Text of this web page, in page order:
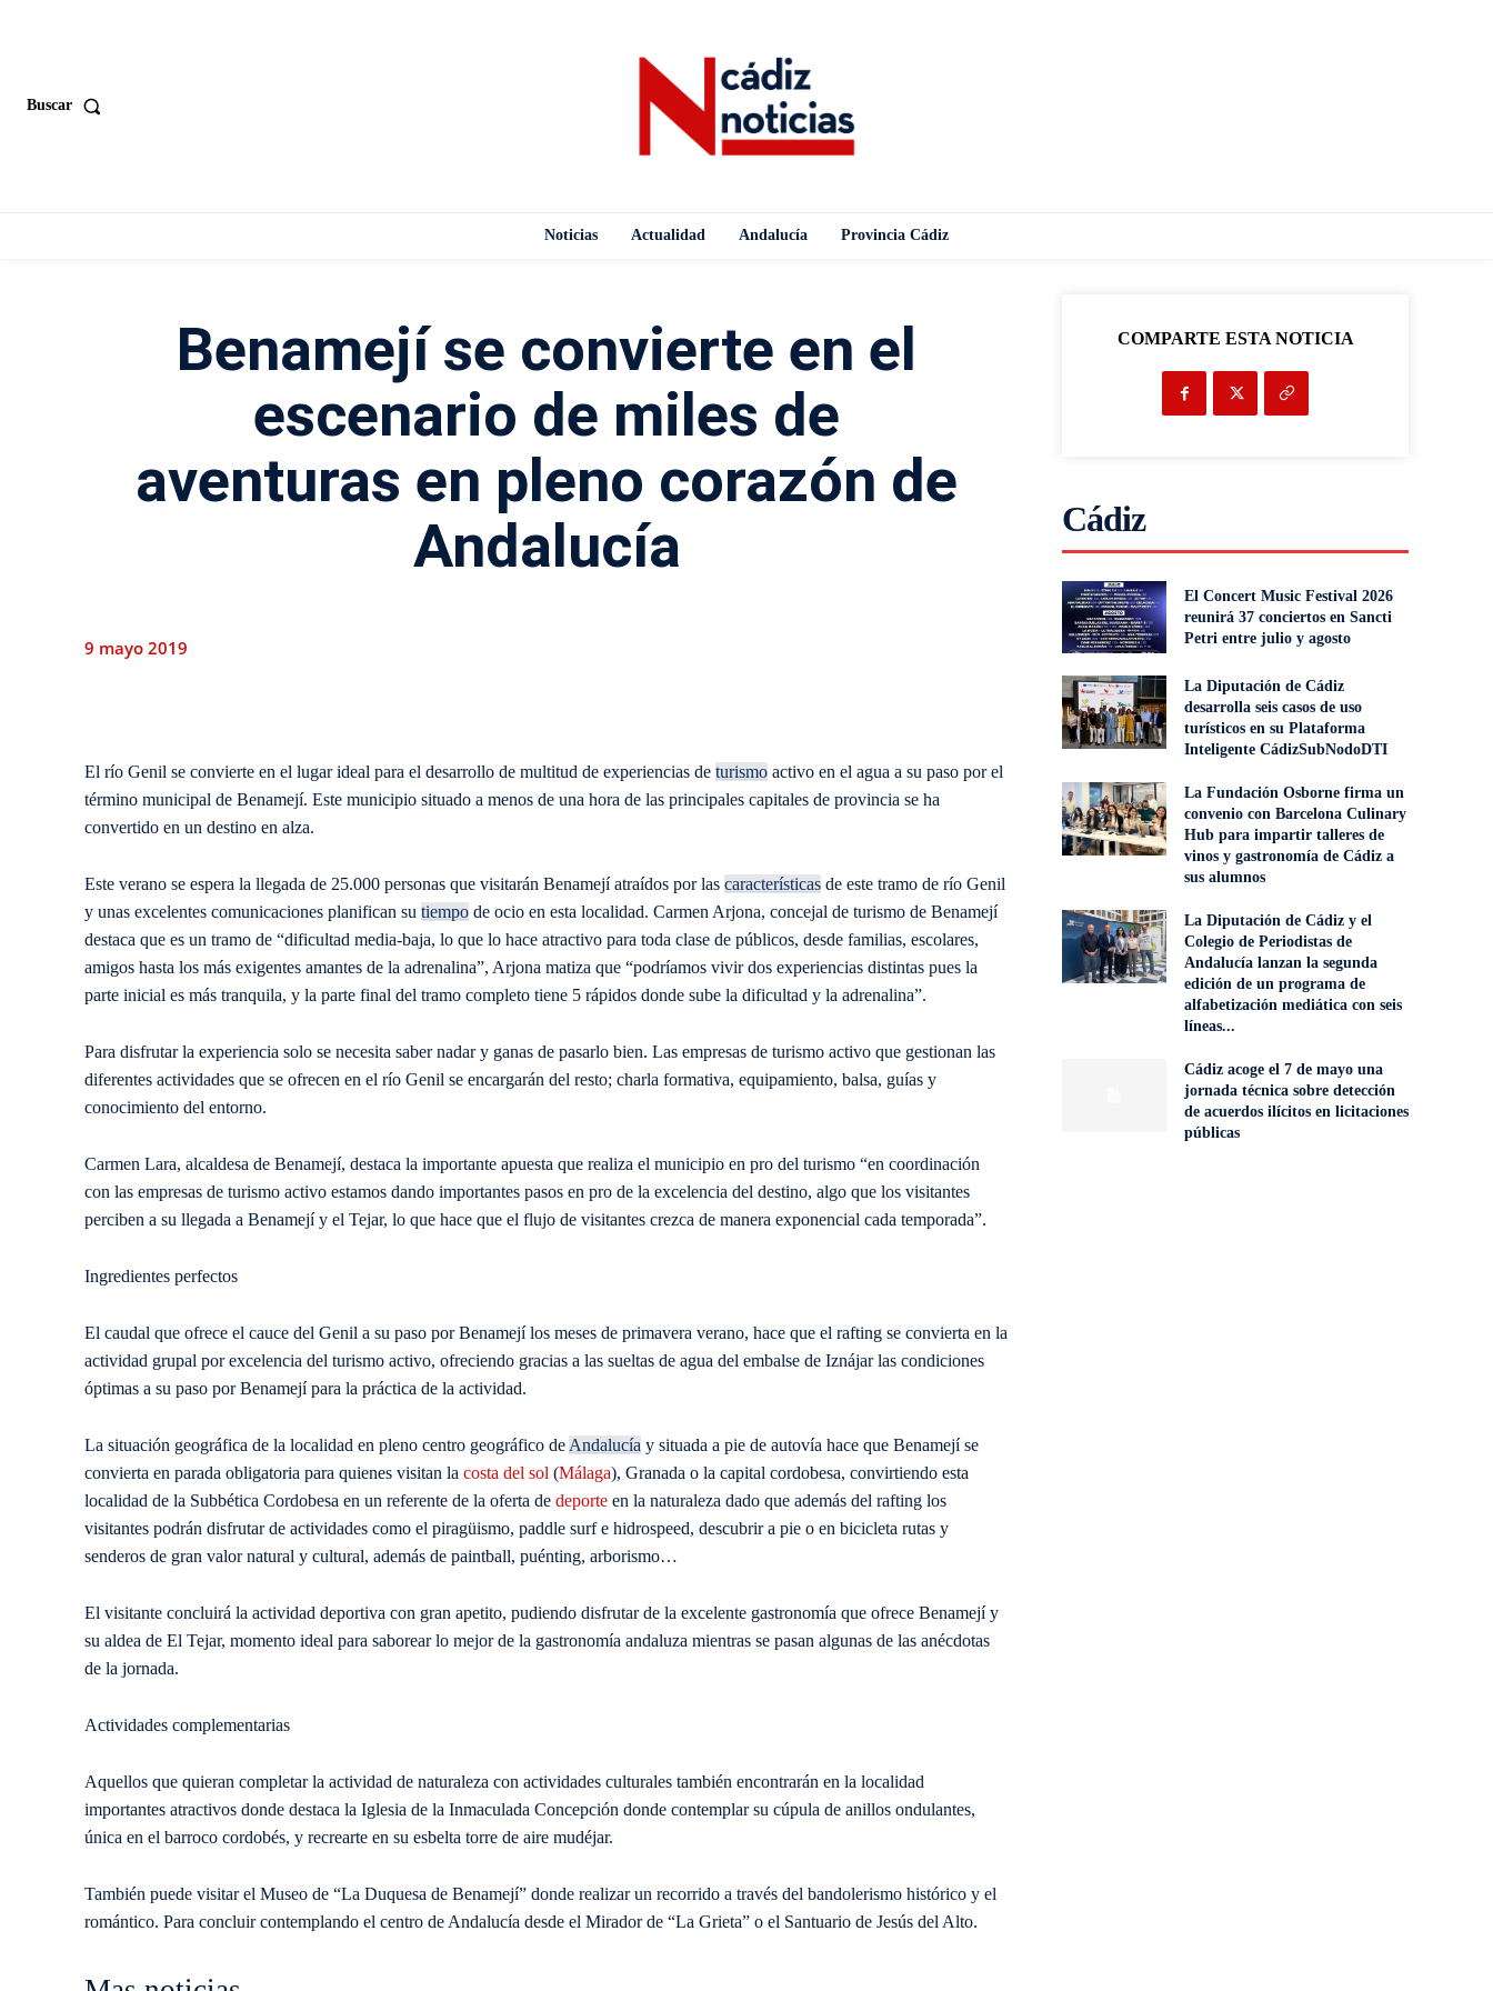
Buscar
Noticias Actualidad Andalucía Provincia Cádiz
Benamejí se convierte en el
escenario de miles de
aventuras en pleno corazón de
Andalucía
9 mayo 2019
El río Genil se convierte en el lugar ideal para el desarrollo de multitud de experiencias de turismo activo en el agua a su paso por el
término municipal de Benamejí. Este municipio situado a menos de una hora de las principales capitales de provincia se ha
convertido en un destino en alza.
Este verano se espera la llegada de 25.000 personas que visitarán Benamejí atraídos por las características de este tramo de río Genil
y unas excelentes comunicaciones planifican su tiempo de ocio en esta localidad. Carmen Arjona, concejal de turismo de Benamejí
destaca que es un tramo de “dificultad media-baja, lo que lo hace atractivo para toda clase de públicos, desde familias, escolares,
amigos hasta los más exigentes amantes de la adrenalina”, Arjona matiza que “podríamos vivir dos experiencias distintas pues la
parte inicial es más tranquila, y la parte final del tramo completo tiene 5 rápidos donde sube la dificultad y la adrenalina”.
Para disfrutar la experiencia solo se necesita saber nadar y ganas de pasarlo bien. Las empresas de turismo activo que gestionan las
diferentes actividades que se ofrecen en el río Genil se encargarán del resto; charla formativa, equipamiento, balsa, guías y
conocimiento del entorno.
Carmen Lara, alcaldesa de Benamejí, destaca la importante apuesta que realiza el municipio en pro del turismo “en coordinación
con las empresas de turismo activo estamos dando importantes pasos en pro de la excelencia del destino, algo que los visitantes
perciben a su llegada a Benamejí y el Tejar, lo que hace que el flujo de visitantes crezca de manera exponencial cada temporada”.
Ingredientes perfectos
El caudal que ofrece el cauce del Genil a su paso por Benamejí los meses de primavera verano, hace que el rafting se convierta en la
actividad grupal por excelencia del turismo activo, ofreciendo gracias a las sueltas de agua del embalse de Iznájar las condiciones
óptimas a su paso por Benamejí para la práctica de la actividad.
La situación geográfica de la localidad en pleno centro geográfico de Andalucía y situada a pie de autovía hace que Benamejí se
convierta en parada obligatoria para quienes visitan la costa del sol (Málaga), Granada o la capital cordobesa, convirtiendo esta
localidad de la Subbética Cordobesa en un referente de la oferta de deporte en la naturaleza dado que además del rafting los
visitantes podrán disfrutar de actividades como el piragüismo, paddle surf e hidrospeed, descubrir a pie o en bicicleta rutas y
senderos de gran valor natural y cultural, además de paintball, puénting, arborismo…
El visitante concluirá la actividad deportiva con gran apetito, pudiendo disfrutar de la excelente gastronomía que ofrece Benamejí y
su aldea de El Tejar, momento ideal para saborear lo mejor de la gastronomía andaluza mientras se pasan algunas de las anécdotas
de la jornada.
Actividades complementarias
Aquellos que quieran completar la actividad de naturaleza con actividades culturales también encontrarán en la localidad
importantes atractivos donde destaca la Iglesia de la Inmaculada Concepción donde contemplar su cúpula de anillos ondulantes,
única en el barroco cordobés, y recrearte en su esbelta torre de aire mudéjar.
También puede visitar el Museo de “La Duquesa de Benamejí” donde realizar un recorrido a través del bandolerismo histórico y el
romántico. Para concluir contemplando el centro de Andalucía desde el Mirador de “La Grieta” o el Santuario de Jesús del Alto.
COMPARTE ESTA NOTICIA
Cádiz
El Concert Music Festival 2026
reunirá 37 conciertos en Sancti
Petri entre julio y agosto
La Diputación de Cádiz
desarrolla seis casos de uso
turísticos en su Plataforma
Inteligente CádizSubNodoDTI
La Fundación Osborne firma un
convenio con Barcelona Culinary
Hub para impartir talleres de
vinos y gastronomía de Cádiz a
sus alumnos
La Diputación de Cádiz y el
Colegio de Periodistas de
Andalucía lanzan la segunda
edición de un programa de
alfabetización mediática con seis
líneas...
Cádiz acoge el 7 de mayo una
jornada técnica sobre detección
de acuerdos ilícitos en licitaciones
públicas